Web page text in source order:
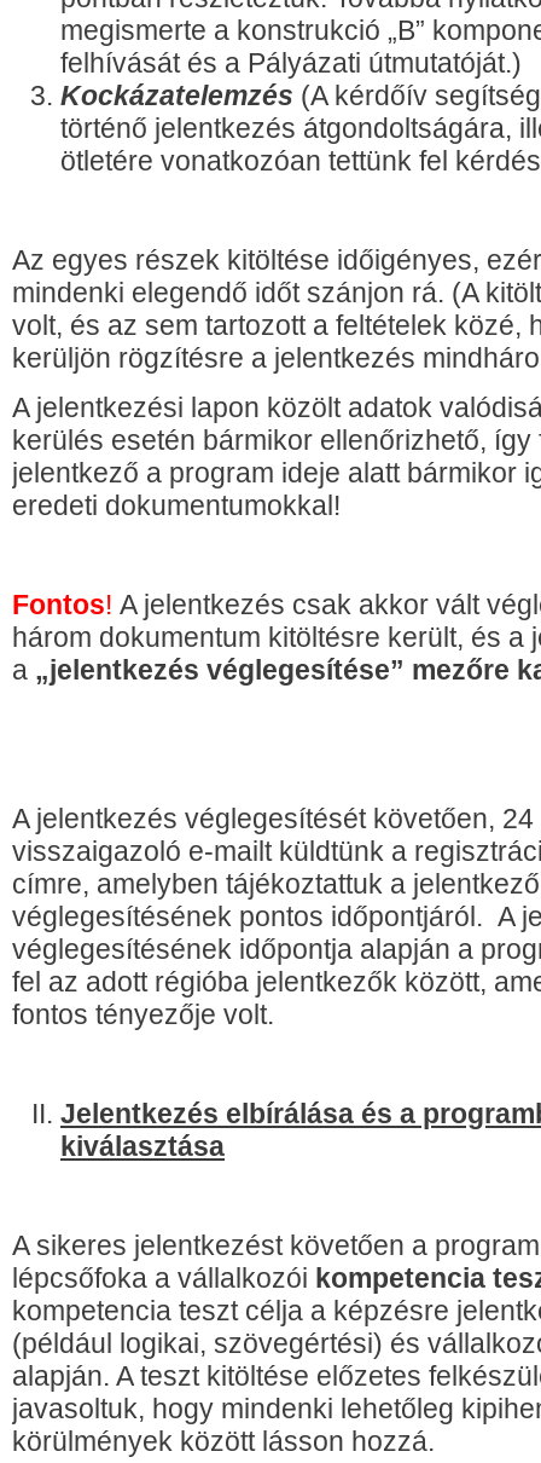
megismerte a konstrukció „B”
felhívását és a Pályázati útmutatóját.)
Kockázatelemzés (A kérdőív
történő jelentkezés átgondoltságára,
ötletére vonatkozóan tettünk fel
Az egyes részek kitöltése időigényes,
mindenki elegendő időt szánjon rá. (A
volt, és az sem tartozott a feltételek közé,
kerüljön rögzítésre a jelentkezés
A jelentkezési lapon közölt adatok
kerülés esetén bármikor ellenőrizhető, így
jelentkező a program ideje alatt bármikor
eredeti dokumentumokkal!
Fontos! A jelentkezés csak akkor vált
három dokumentum kitöltésre került, és a
a „jelentkezés véglegesítése” mezőre
A jelentkezés véglegesítését követően,
visszaigazoló e-mailt küldtünk a
címre, amelyben tájékoztattuk a
véglegesítésének pontos időpontjáról. A
véglegesítésének időpontja alapján a
fel az adott régióba jelentkezők között,
fontos tényezője volt.
Jelentkezés elbírálása és a
kiválasztása
A sikeres jelentkezést követően a
lépcsőfoka a vállalkozói kompetencia
kompetencia teszt célja a képzésre
(például logikai, szövegértési) és
alapján. A teszt kitöltése előzetes
javasoltuk, hogy mindenki lehetőleg
körülmények között lásson hozzá.